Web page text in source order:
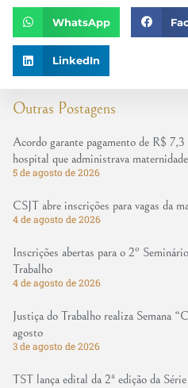
Outras Postagens
Acordo garante pagamento de R$ 7,3
hospital que administrava
5 de agosto de 2026
CSJT abre inscrições para vagas da
4 de agosto de 2026
Inscrições abertas para o 2º
Trabalho
4 de agosto de 2026
Justiça do Trabalho realiza Semana
agosto
3 de agosto de 2026
TST lança edital da 2ª edição da
WhatsApp
LinkedIn